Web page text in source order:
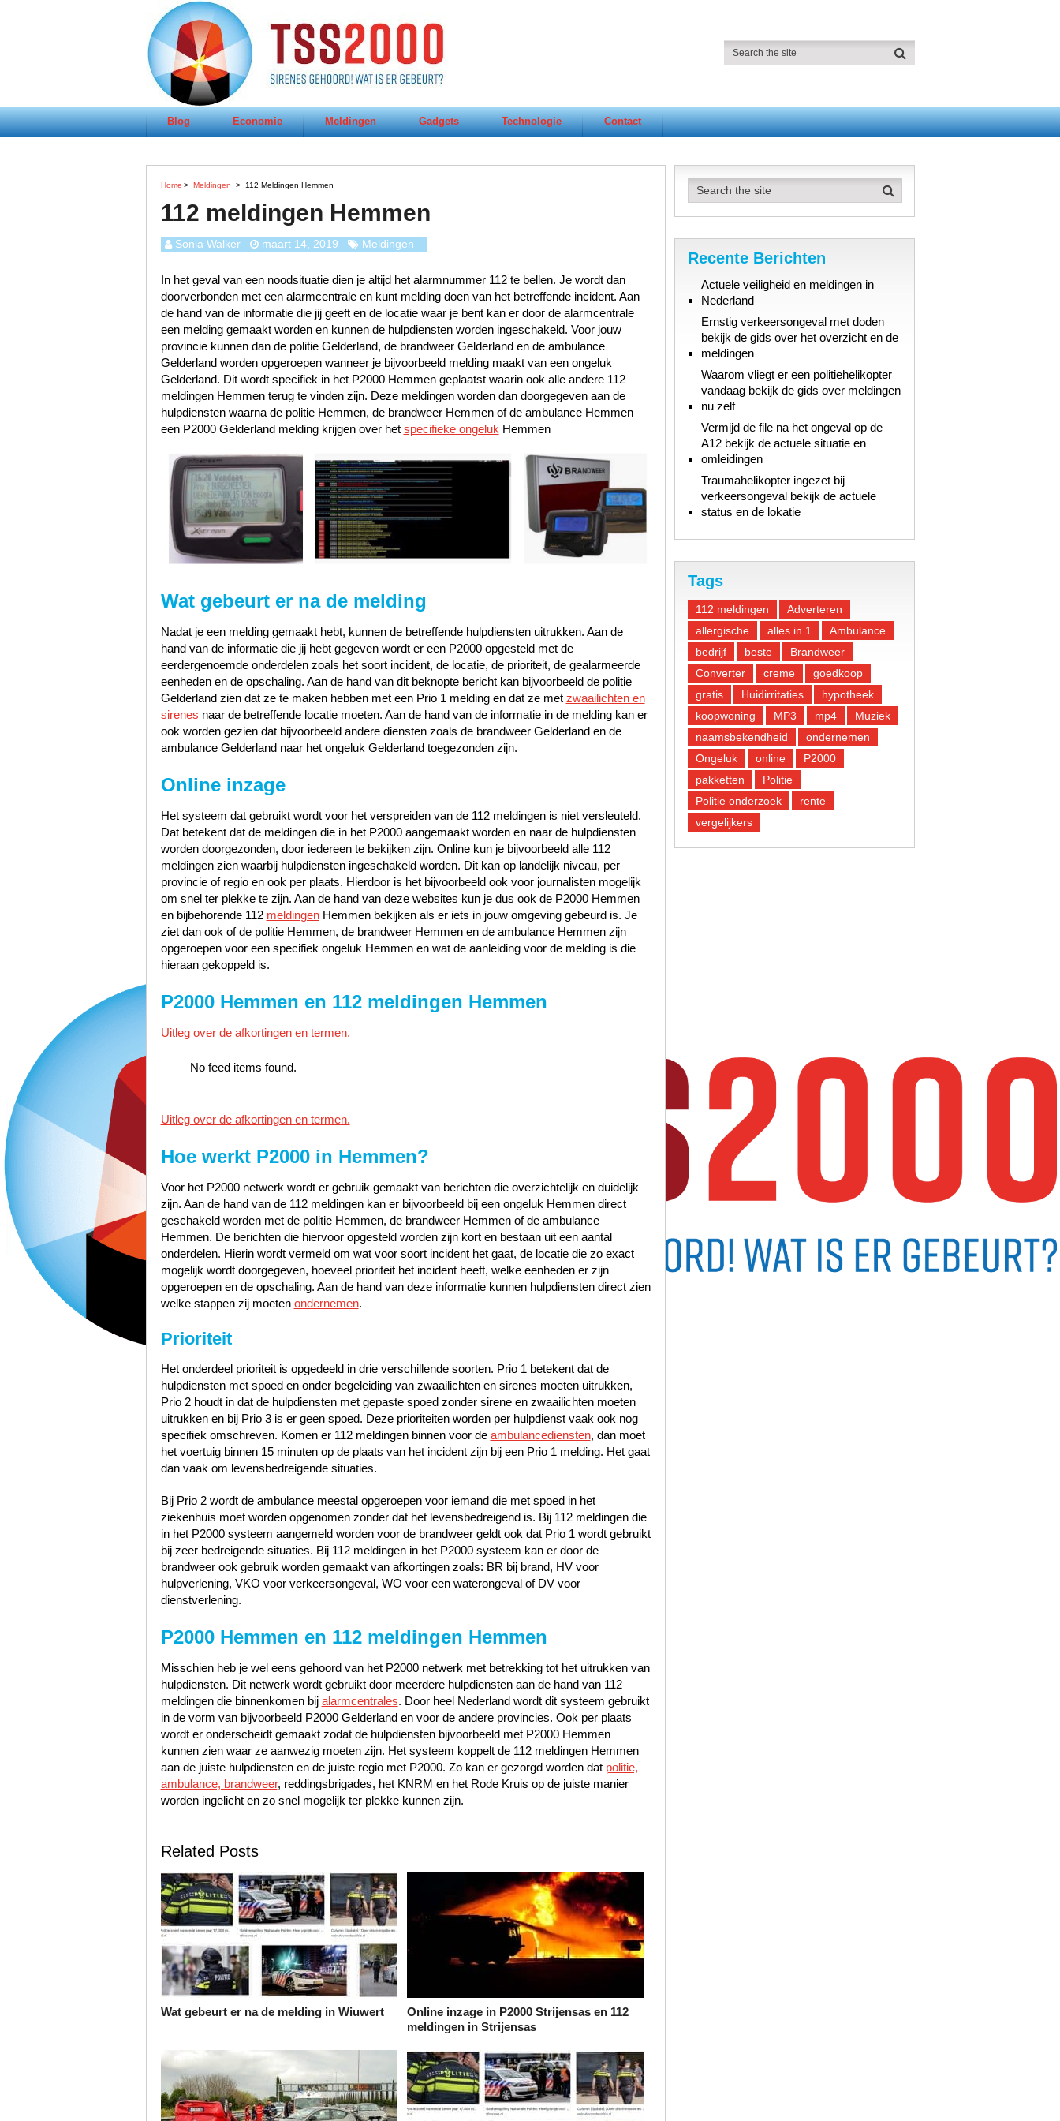
Blog Economie Meldingen Gadgets Technologie Contact
Home > Meldingen > 112 Meldingen Hemmen
112 meldingen Hemmen
Sonia Walker maart 14, 2019 Meldingen
In het geval van een noodsituatie dien je altijd het alarmnummer 112 te bellen. Je wordt dan
doorverbonden met een alarmcentrale en kunt melding doen van het betreffende incident. Aan
de hand van de informatie die jij geeft en de locatie waar je bent kan er door de alarmcentrale
een melding gemaakt worden en kunnen de hulpdiensten worden ingeschakeld. Voor jouw
provincie kunnen dan de politie Gelderland, de brandweer Gelderland en de ambulance
Gelderland worden opgeroepen wanneer je bijvoorbeeld melding maakt van een ongeluk
Gelderland. Dit wordt specifiek in het P2000 Hemmen geplaatst waarin ook alle andere 112
meldingen Hemmen terug te vinden zijn. Deze meldingen worden dan doorgegeven aan de
hulpdiensten waarna de politie Hemmen, de brandweer Hemmen of de ambulance Hemmen
een P2000 Gelderland melding krijgen over het specifieke ongeluk Hemmen
Wat gebeurt er na de melding
Nadat je een melding gemaakt hebt, kunnen de betreffende hulpdiensten uitrukken. Aan de
hand van de informatie die jij hebt gegeven wordt er een P2000 opgesteld met de
eerdergenoemde onderdelen zoals het soort incident, de locatie, de prioriteit, de gealarmeerde
eenheden en de opschaling. Aan de hand van dit beknopte bericht kan bijvoorbeeld de politie
Gelderland zien dat ze te maken hebben met een Prio 1 melding en dat ze met zwaailichten en
sirenes naar de betreffende locatie moeten. Aan de hand van de informatie in de melding kan er
ook worden gezien dat bijvoorbeeld andere diensten zoals de brandweer Gelderland en de
ambulance Gelderland naar het ongeluk Gelderland toegezonden zijn.
Online inzage
Het systeem dat gebruikt wordt voor het verspreiden van de 112 meldingen is niet versleuteld.
Dat betekent dat de meldingen die in het P2000 aangemaakt worden en naar de hulpdiensten
worden doorgezonden, door iedereen te bekijken zijn. Online kun je bijvoorbeeld alle 112
meldingen zien waarbij hulpdiensten ingeschakeld worden. Dit kan op landelijk niveau, per
provincie of regio en ook per plaats. Hierdoor is het bijvoorbeeld ook voor journalisten mogelijk
om snel ter plekke te zijn. Aan de hand van deze websites kun je dus ook de P2000 Hemmen
en bijbehorende 112 meldingenHemmen bekijken als er iets in jouw omgeving gebeurd is. Je
ziet dan ook of de politie Hemmen, de brandweer Hemmen en de ambulance Hemmen zijn
opgeroepen voor een specifiek ongeluk Hemmen en wat de aanleiding voor de melding is die
hieraan gekoppeld is.
P2000 Hemmen en 112 meldingen Hemmen
Uitleg over de afkortingen en termen.
No feed items found.
Uitleg over de afkortingen en termen.
Hoe werkt P2000 in Hemmen?
Voor het P2000 netwerk wordt er gebruik gemaakt van berichten die overzichtelijk en duidelijk
zijn. Aan de hand van de 112 meldingen kan er bijvoorbeeld bij een ongeluk Hemmen direct
geschakeld worden met de politie Hemmen, de brandweer Hemmen of de ambulance
Hemmen. De berichten die hiervoor opgesteld worden zijn kort en bestaan uit een aantal
onderdelen. Hierin wordt vermeld om wat voor soort incident het gaat, de locatie die zo exact
mogelijk wordt doorgegeven, hoeveel prioriteit het incident heeft, welke eenheden er zijn
opgeroepen en de opschaling. Aan de hand van deze informatie kunnen hulpdiensten direct zien
welke stappen zij moeten ondernemen.
Prioriteit
Het onderdeel prioriteit is opgedeeld in drie verschillende soorten. Prio 1 betekent dat de
hulpdiensten met spoed en onder begeleiding van zwaailichten en sirenes moeten uitrukken,
Prio 2 houdt in dat de hulpdiensten met gepaste spoed zonder sirene en zwaailichten moeten
uitrukken en bij Prio 3 is er geen spoed. Deze prioriteiten worden per hulpdienst vaak ook nog
specifiek omschreven. Komen er 112 meldingen binnen voor de ambulancediensten, dan moet
het voertuig binnen 15 minuten op de plaats van het incident zijn bij een Prio 1 melding. Het gaat
dan vaak om levensbedreigende situaties.
Bij Prio 2 wordt de ambulance meestal opgeroepen voor iemand die met spoed in het
ziekenhuis moet worden opgenomen zonder dat het levensbedreigend is. Bij 112 meldingen die
in het P2000 systeem aangemeld worden voor de brandweer geldt ook dat Prio 1 wordt gebruikt
bij zeer bedreigende situaties. Bij 112 meldingen in het P2000 systeem kan er door de
brandweer ook gebruik worden gemaakt van afkortingen zoals: BR bij brand, HV voor
hulpverlening, VKO voor verkeersongeval, WO voor een waterongeval of DV voor
dienstverlening.
P2000 Hemmen en 112 meldingen Hemmen
Misschien heb je wel eens gehoord van het P2000 netwerk met betrekking tot het uitrukken van
hulpdiensten. Dit netwerk wordt gebruikt door meerdere hulpdiensten aan de hand van 112
meldingen die binnenkomen bij alarmcentrales. Door heel Nederland wordt dit systeem gebruikt
in de vorm van bijvoorbeeld P2000 Gelderland en voor de andere provincies. Ook per plaats
wordt er onderscheidt gemaakt zodat de hulpdiensten bijvoorbeeld met P2000 Hemmen
kunnen zien waar ze aanwezig moeten zijn. Het systeem koppelt de 112 meldingen Hemmen
aan de juiste hulpdiensten en de juiste regio met P2000. Zo kan er gezorgd worden dat politie,
ambulance, brandweer, reddingsbrigades, het KNRM en het Rode Kruis op de juiste manier
worden ingelicht en zo snel mogelijk ter plekke kunnen zijn.
Related Posts
Wat gebeurt er na de melding in Wiuwert
Online inzage in P2000 Strijensas en 112
meldingen in Strijensas
Recente Berichten
Actuele veiligheid en meldingen in
Nederland
Ernstig verkeersongeval met doden
bekijk de gids over het overzicht en de
meldingen
Waarom vliegt er een politiehelikopter
vandaag bekijk de gids over meldingen
nu zelf
Vermijd de file na het ongeval op de
A12 bekijk de actuele situatie en
omleidingen
Traumahelikopter ingezet bij
verkeersongeval bekijk de actuele
status en de lokatie
Tags
112 meldingen
Adverteren
allergische
alles in 1
Ambulance
bedrijf
beste
Brandweer
Converter
creme
goedkoop
gratis
Huidirritaties
hypotheek
koopwoning
MP3 mp4
Muziek
naamsbekendheid
ondernemen
Ongeluk
online
P2000
pakketten
Politie
Politie onderzoek
rente
vergelijkers